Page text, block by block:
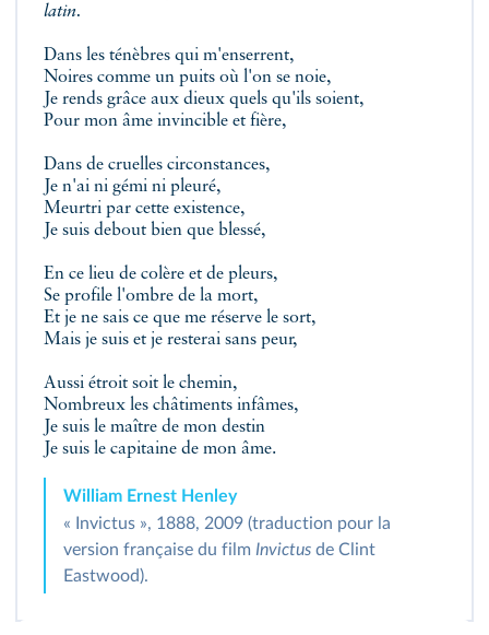
latin.
Dans les ténèbres qui m'enserrent,
Noires comme un puits où l'on se noie,
Je rends grâce aux dieux quels qu'ils soient,
Pour mon âme invincible et fière,
Dans de cruelles circonstances,
Je n'ai ni gémi ni pleuré,
Meurtri par cette existence,
Je suis debout bien que blessé,
En ce lieu de colère et de pleurs,
Se profile l'ombre de la mort,
Et je ne sais ce que me réserve le sort,
Mais je suis et je resterai sans peur,
Aussi étroit soit le chemin,
Nombreux les châtiments infâmes,
Je suis le maître de mon destin
Je suis le capitaine de mon âme.
William Ernest Henley
« Invictus », 1888, 2009 (traduction pour la
version française du film Invictus de Clint
Eastwood).